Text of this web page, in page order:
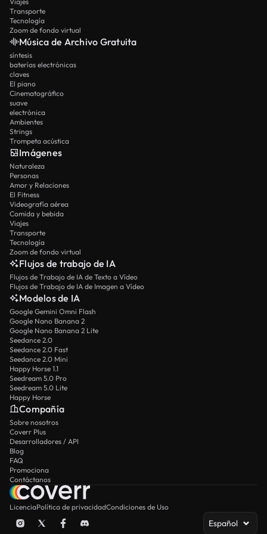
Transporte
Tecnología
Zoom de fondo virtual
Música de Archivo Gratuita
síntesis
baterías electrónicas
claves
El piano
Cinematográfico
suave
electrónica
Ambientes
Strings
Trompeta acústica
Imágenes
Naturaleza
Personas
Amor y Relaciones
El Fitness
Videografía aérea
Comida y bebida
Viajes
Transporte
Tecnología
Zoom de fondo virtual
Flujos de trabajo de IA
Flujos de Trabajo de IA de Texto a Vídeo
Flujos de Trabajo de IA de Imagen a Vídeo
Modelos de IA
Google Gemini Omni Flash
Google Nano Banana 2
Google Nano Banana 2 Lite
Seedance 2.0
Seedance 2.0 Fast
Seedance 2.0 Mini
Happy Horse 1.1
Seedream 5.0 Pro
Seedream 5.0 Lite
Happy Horse
Compañía
Sobre nosotros
Coverr Plus
Desarrolladores / API
Blog
FAQ
Promociona
Contáctanos
LicenciaPolítica de privacidadCondiciones de Uso
Español